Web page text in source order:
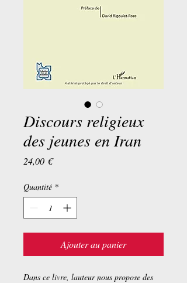
Discours religieux
des jeunes en Iran
24,00 €Prix
Quantité *
Ajouter au panier
Dans ce livre, lauteur nous propose des